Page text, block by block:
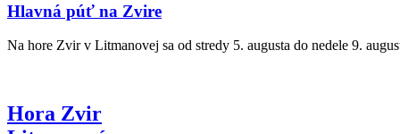
Hlavná púť na Zvire
Na hore Zvir v Litmanovej sa od stredy 5. augusta do nedele 9.
Hora Zvir